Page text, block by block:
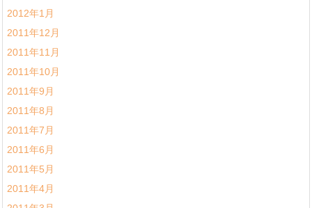
2012年1月
2011年12月
2011年11月
2011年10月
2011年9月
2011年8月
2011年7月
2011年6月
2011年5月
2011年4月